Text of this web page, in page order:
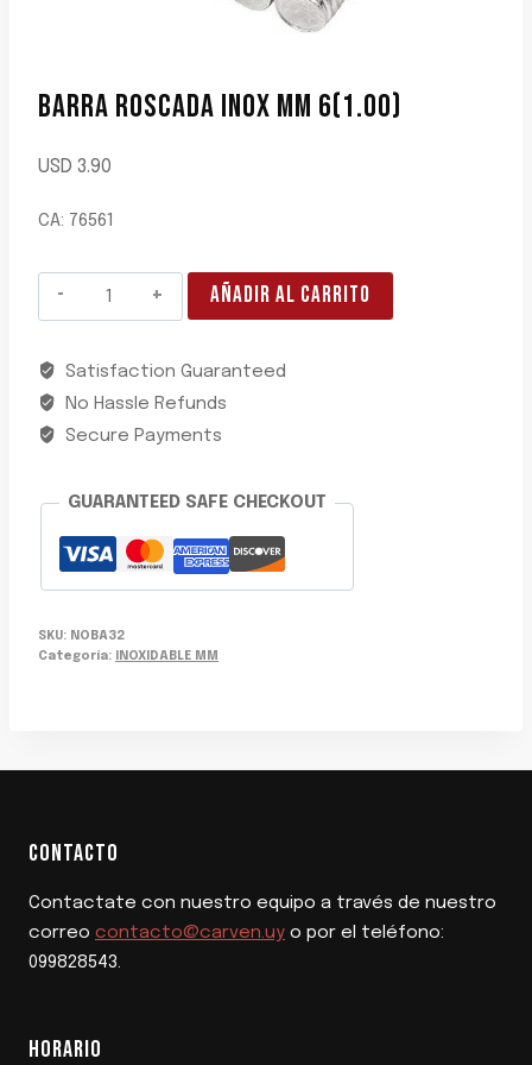
BARRA ROSCADA INOX MM 6(1.00)
USD 3.90
CA: 76561
BARRA
ROSCADA
MM
6(1.00)
cantidad
AÑADIR AL CARRITO
Satisfaction Guaranteed
No Hassle Refunds
Secure Payments
GUARANTEED SAFE CHECKOUT
SKU: NOBA32
Categoría:
INOXIDABLE MM
CONTACTO
Contactate con nuestro equipo a través de nuestro
correo contacto@carven.uy o por el teléfono:
099828543.
HORARIO